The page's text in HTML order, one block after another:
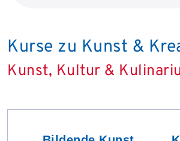
Kurse zu Kunst &
Kunst, Kultur &